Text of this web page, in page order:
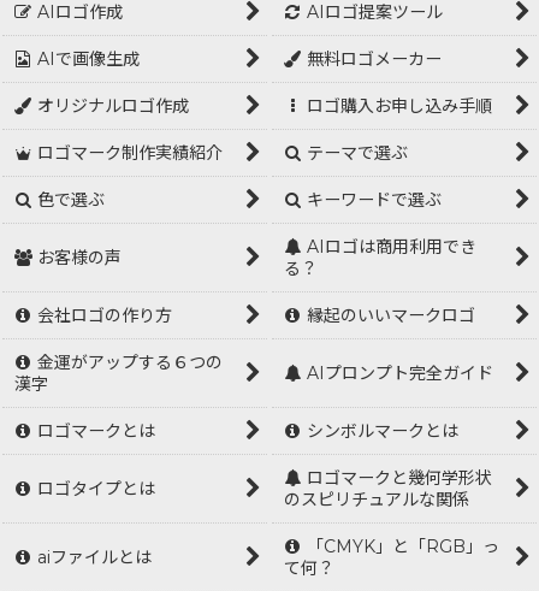
AIロゴ作成 AIロゴ提案ツール
AIで画像生成 無料ロゴメーカー
オリジナルロゴ作成 ロゴ購入お申し込み手順
ロゴマーク制作実績紹介 テーマで選ぶ
色で選ぶ キーワードで選ぶ
お客様の声
AIロゴは商用利用でき
る？
会社ロゴの作り方 縁起のいいマークロゴ
金運がアップする６つの
漢字
AIプロンプト完全ガイド
ロゴマークとは シンボルマークとは
ロゴタイプとは
ロゴマークと幾何学形状
のスピリチュアルな関係
aiファイルとは
「CMYK」と「RGB」っ
て何？